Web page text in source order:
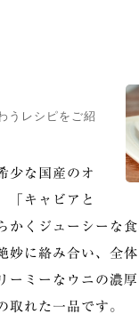
うレシピをご紹
少な国産のオ
「キャビアと
くジューシーな
に絡み合い、全
ーミーなウニの濃
取れた一品です。